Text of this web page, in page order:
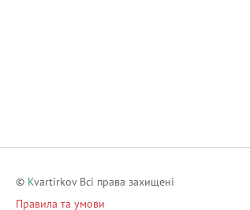
© Kvartirkov Всі права захищені
Правила та умови